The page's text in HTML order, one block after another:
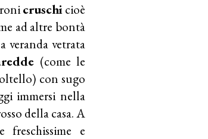
cruschicioè
ad altre bontà
veranda vetrata
(come le
con sugo
immersi nella
della casa. A
freschissime e